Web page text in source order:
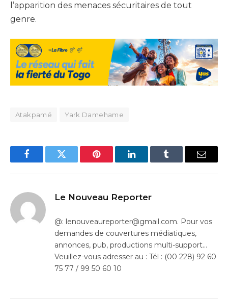
l’apparition des menaces sécuritaires de tout
genre.
Atakpamé Yark Damehame
FacebookTwitter Pinterest LinkedInTumblr Email
Le Nouveau Reporter
@: lenouveaureporter@gmail.com. Pour vos
demandes de couvertures médiatiques,
annonces, pub, productions multi-support…
Veuillez-vous adresser au : Tél : (00 228) 92 60
75 77 / 99 50 60 10